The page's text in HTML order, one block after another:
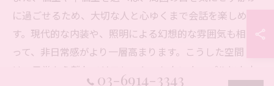
に過ごせるため、大切な人と心ゆくまで会話を楽しめま
す。現代的な内装や、照明による幻想的な雰囲気も相ま
って、非日常感がより一層高まります。こうした空間
は、日常から離れてリフレッシュしたいカップルにも支
03-6914-3343